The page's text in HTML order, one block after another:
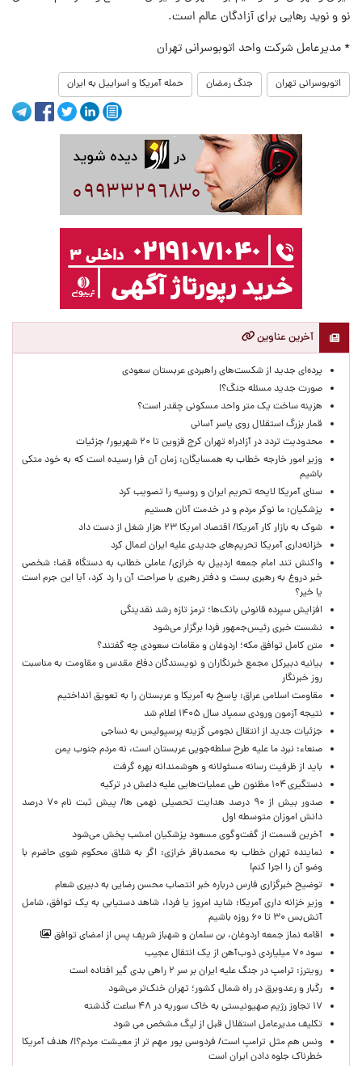
نو و نوید رهایی برای آزادگان عالم است.
* مدیرعامل شرکت واحد اتوبوسرانی تهران
اتوبوسرانی تهران جنگ رمضان حمله آمریکا و اسراییل به ایران
آخرین عناوین
پرده‌ای جدید از شکست‌های راهبردی عربستان سعودی
صورت جدید مسئله جنگ؟!
هزینه ساخت یک متر واحد مسکونی چقدر است؟
قمار بزرگ استقلال روی یاسر آسانی
محدودیت تردد در آزادراه تهران کرج قزوین تا ۲۰ شهریور/ جزئیات
وزیر امور خارجه خطاب به همسایگان: زمان آن فرا رسیده است که به خود متکی
باشیم
سنای آمریکا لایحه تحریم ایران و روسیه را تصویب کرد
پزشکیان: ما نوکر مردم و در خدمت آنان هستیم
شوک به بازار کار آمریکا/ اقتصاد امریکا ۲۳ هزار شغل از دست داد
خزانه‌داری آمریکا تحریم‌های جدیدی علیه ایران اعمال کرد
واکنش تند امام جمعه اردبیل به خرازی/ عاملی خطاب به دستگاه قضا: شخصی
خبر دروغ به رهبری بست و دفتر رهبری با صراحت آن را رد کرد، آیا این جرم است
یا خیر؟
افزایش سپرده قانونی بانک‌ها؛ ترمز تازه رشد نقدینگی
نشست خبری رئیس‌جمهور فردا برگزار می‌شود
متن کامل توافق مکه؛ اردوغان و مقامات سعودی چه گفتند؟
بیانیه دبیرکل مجمع خبرنگاران و نویسندگان دفاع مقدس و مقاومت به مناسبت
روز خبرنگار
مقاومت اسلامی عراق: پاسخ به آمریکا و عربستان را به تعویق انداختیم
نتیجه آزمون ورودی سمپاد سال ۱۴۰۵ اعلام شد
جزئیات جدید از انتقال نجومی گزینه پرسپولیس به نساجی
صنعاء: نبرد ما علیه طرح سلطه‌جویی عربستان است، نه مردم جنوب یمن
باید از ظرفیت رسانه مسئولانه و هوشمندانه بهره گرفت
دستگیری ۱۰۴ مظنون طی عملیات‌هایی علیه داعش در ترکیه
صدور بیش از ۹۰ درصد هدایت تحصیلی نهمی ها/ پیش ثبت نام ۷۰ درصد
دانش اموزان متوسطه اول
آخرین قسمت از گفت‌وگوی مسعود پزشکیان امشب پخش می‌شود
نماینده تهران خطاب به محمدباقر خرازی: اگر به شلاق محکوم شوی حاضرم با
وضو آن را اجرا کنم!
توضیح خبرگزاری فارس درباره خبر انتصاب محسن رضایی به دبیری شعام
وزیر خزانه داری آمریکا: شاید امروز یا فردا، شاهد دستیابی به یک توافق، شامل
آتش‌بس ۳۰ تا ۶۰ روزه باشیم
اقامه نماز جمعه اردوغان، بن ‌سلمان و شهباز شریف پس از امضای توافق
سود ۷۰ میلیاردی ذوب‌آهن از یک انتقال عجیب
رویترز: ترامپ در جنگ علیه ایران بر سر ۲ راهی بدی گیر افتاده است
رگبار و رعدوبرق در راه شمال کشور؛ تهران خنک‌تر می‌شود
۱۷ تجاوز رژیم صهیونیستی به خاک سوریه در ۴۸ ساعت گذشته
تکلیف مدیرعامل استقلال قبل از لیگ مشخص می شود
ونس هم مثل ترامپ است/ فردوسی پور مهم تر از معیشت مردم؟!/ هدف آمریکا
خطرناک جلوه دادن ایران است